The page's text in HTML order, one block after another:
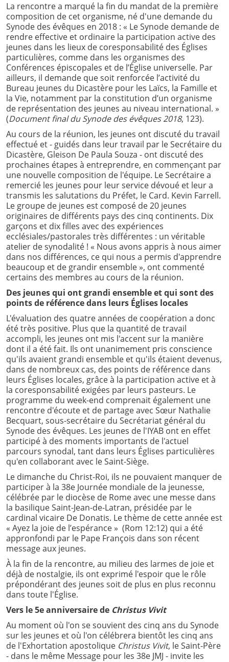
La rencontre a marqué la fin du mandat de la première
composition de cet organisme, né d'une demande du
Synode des évêques en 2018 : « Le Synode demande de
rendre effective et ordinaire la participation active des
jeunes dans les lieux de coresponsabilité des Églises
particulières, comme dans les organismes des
Conférences épiscopales et de l’Église universelle. Par
ailleurs, il demande que soit renforcée l’activité du
Bureau jeunes du Dicastère pour les Laïcs, la Famille et
la Vie, notamment par la constitution d’un organisme
de représentation des jeunes au niveau international. »
(Document final du Synode des évêques 2018, 123).
Au cours de la réunion, les jeunes ont discuté du travail
effectué et - guidés dans leur travail par le Secrétaire du
Dicastère, Gleison De Paula Souza - ont discuté des
prochaines étapes à entreprendre, en commençant par
une nouvelle composition de l'équipe. Le Secrétaire a
remercié les jeunes pour leur service dévoué et leur a
transmis les salutations du Préfet, le Card. Kevin Farrell.
Le groupe de jeunes est composé de 20 jeunes
originaires de différents pays des cinq continents. Dix
garçons et dix filles avec des expériences
ecclésiales/pastorales très différentes : un véritable
atelier de synodalité ! « Nous avons appris à nous aimer
dans nos différences, ce qui nous a permis d'apprendre
beaucoup et de grandir ensemble », ont commenté
certains des membres au cours de la réunion.
Des jeunes qui ont grandi ensemble et qui sont des
points de référence dans leurs Églises locales
L'évaluation des quatre années de coopération a donc
été très positive. Plus que la quantité de travail
accompli, les jeunes ont mis l'accent sur la manière
dont il a été fait. Ils ont unanimement pris conscience
qu'ils avaient grandi ensemble et qu'ils étaient devenus,
dans de nombreux cas, des points de référence dans
leurs Églises locales, grâce à la participation active et à
la coresponsabilité exigées par leurs pasteurs. Le
programme du week-end comprenait également une
rencontre d'écoute et de partage avec Sœur Nathalie
Becquart, sous-secrétaire du Secrétariat général du
Synode des évêques. Les jeunes de l'IYAB ont en effet
participé à des moments importants de l'actuel
parcours synodal, tant dans leurs Églises particulières
qu'en collaborant avec le Saint-Siège.
Le dimanche du Christ-Roi, ils ne pouvaient manquer de
participer à la 38e Journée mondiale de la jeunesse,
célébrée par le diocèse de Rome avec une messe dans
la basilique Saint-Jean-de-Latran, présidée par le
cardinal vicaire De Donatis. Le thème de cette année est
« Ayez la joie de l’espérance » (Rom 12:12) qui a été
appronfondi par le Pape François dans son récent
message aux jeunes.
À la fin de la rencontre, au milieu des larmes de joie et
déjà de nostalgie, ils ont exprimé l'espoir que le rôle
prépondérant des jeunes soit de plus en plus reconnu
dans toute l'Église.
Vers le 5e anniversaire de Christus Vivit
Au moment où l'on se souvient des cinq ans du Synode
sur les jeunes et où l'on célébrera bientôt les cinq ans
de l'Exhortation apostolique Christus Vivit, le Saint-Père
- dans le même Message pour les 38e JMJ - invite les